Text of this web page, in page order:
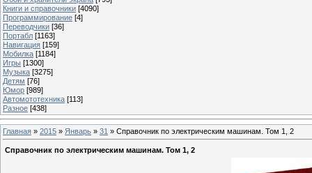
Книги и справочники [4090]
Программирование [4]
Переводчики [36]
Портабл [1163]
Навигация [159]
Мобилка [1184]
Игры [1300]
Музыка [3275]
Детям [76]
Юмор [989]
Автомототехника [113]
Разное [438]
Главная » 2015 » Январь » 31 » Справочник по электрическим машинам. Том 1, 2
Справочник по электрическим машинам. Том 1, 2